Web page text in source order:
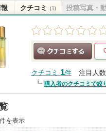
クチコミ (1) 投稿写真・
クチコミ 1件 注目人数
購入者のクチコミで絞
を表示